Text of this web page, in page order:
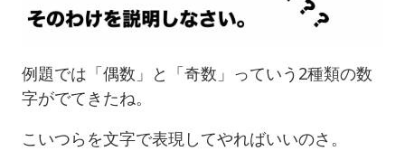
例題では「偶数」と「奇数」っていう2種類の数
字がでてきたね。
こいつらを文字で表現してやればいいのさ。